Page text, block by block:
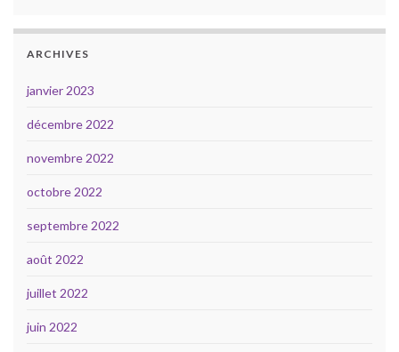
ARCHIVES
janvier 2023
décembre 2022
novembre 2022
octobre 2022
septembre 2022
août 2022
juillet 2022
juin 2022